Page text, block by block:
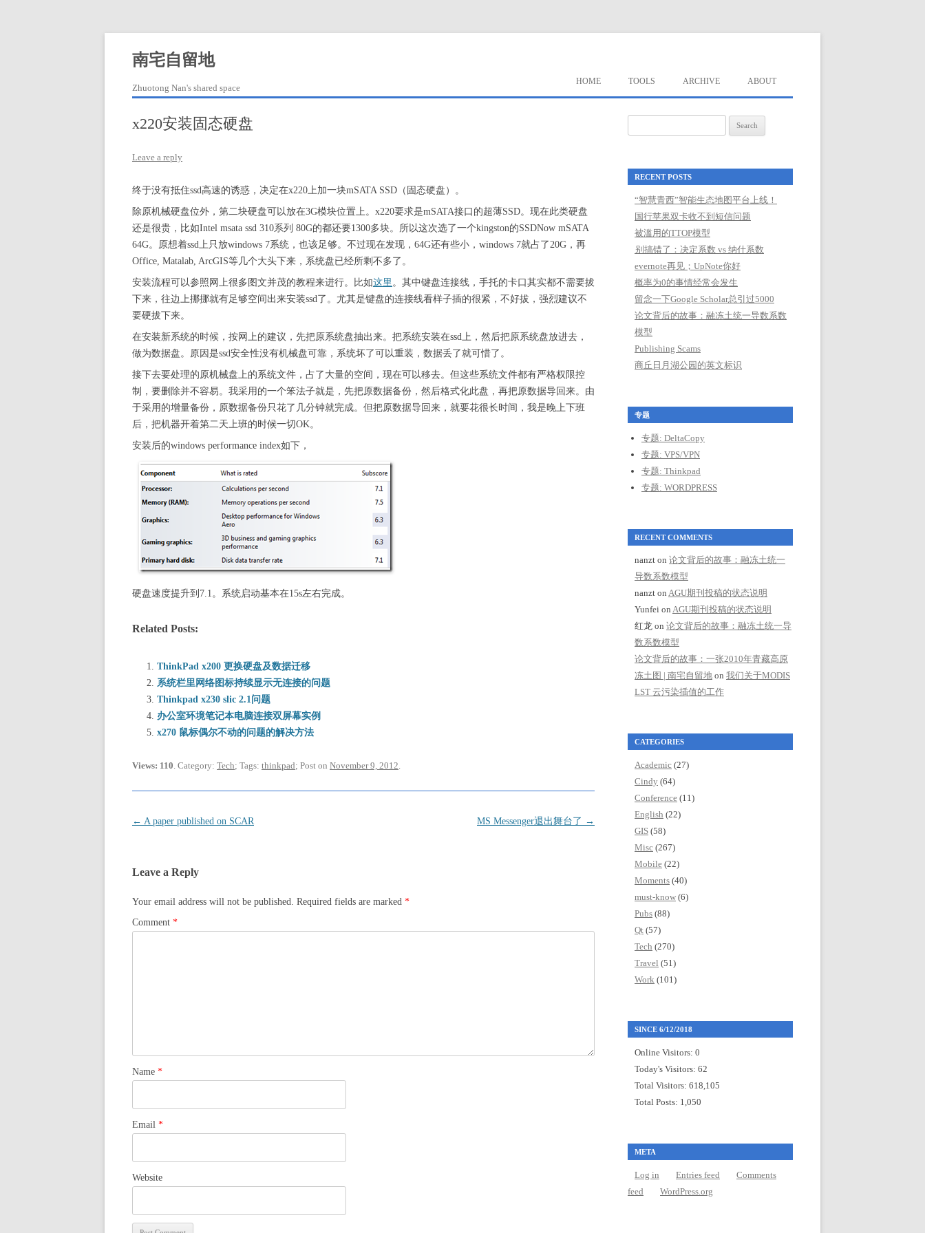
content
南宅自留地
Zhuotong Nan's shared space
HOME TOOLS ARCHIVE ABOUT
x220安装固态硬盘
Leave a reply
终于没有抵住ssd高速的诱惑，决定在x220上加一块mSATA SSD（固态硬盘）。
除原机械硬盘位外，第二块硬盘可以放在3G模块位置上。x220要求是mSATA接口的超薄SSD。现在此类硬盘
还是很贵，比如Intel msata ssd 310系列 80G的都还要1300多块。所以这次选了一个kingston的SSDNow mSATA
64G。原想着ssd上只放windows 7系统，也该足够。不过现在发现，64G还有些小，windows 7就占了20G，再
Office, Matalab, ArcGIS等几个大头下来，系统盘已经所剩不多了。
安装流程可以参照网上很多图文并茂的教程来进行。比如这里 。其中键盘连接线，手托的卡口其实都不需要拔
下来，往边上挪挪就有足够空间出来安装ssd了。尤其是键盘的连接线看样子插的很紧，不好拔，强烈建议不
要硬拔下来。
在安装新系统的时候，按网上的建议，先把原系统盘抽出来。把系统安装在ssd上，然后把原系统盘放进去，
做为数据盘。原因是ssd安全性没有机械盘可靠，系统坏了可以重装，数据丢了就可惜了。
接下去要处理的原机械盘上的系统文件，占了大量的空间，现在可以移去。但这些系统文件都有严格权限控
制，要删除并不容易。我采用的一个笨法子就是，先把原数据备份，然后格式化此盘，再把原数据导回来。由
于采用的增量备份，原数据备份只花了几分钟就完成。但把原数据导回来，就要花很长时间，我是晚上下班
后，把机器开着第二天上班的时候一切OK。
安装后的windows performance index如下，
硬盘速度提升到7.1。系统启动基本在15s左右完成。
Related Posts:
ThinkPad x200 更换硬盘及数据迁移
系统栏里网络图标持续显示无连接的问题
Thinkpad x230 slic 2.1问题
办公室环境笔记本电脑连接双屏幕实例
x270 鼠标偶尔不动的问题的解决方法
Views: 110. Category: Tech; Tags: thinkpad; Post on November 9, 2012.
Post
← A paper published on SCAR MS Messenger退出舞台了 →
Leave a Reply
Your email address will not be published. Required fields are marked *
Comment *
Name *
Email *
Website
for:
RECENT POSTS
“智慧青西”智能生态地图平台上线！
国行苹果双卡收不到短信问题
被滥用的TTOP模型
别搞错了：决定系数 vs 纳什系数
evernote再见；UpNote你好
概率为0的事情经常会发生
留念一下Google Scholar总引过5000
论文背后的故事：融冻土统一导数系数
模型
Publishing Scams
商丘日月湖公园的英文标识
专题
专题: DeltaCopy
专题: VPS/VPN
专题: Thinkpad
专题: WORDPRESS
RECENT COMMENTS
nanzt on 论文背后的故事：融冻土统一
导数系数模型
nanzt on AGU期刊投稿的状态说明
Yunfei on AGU期刊投稿的状态说明
红龙 on 论文背后的故事：融冻土统一导
数系数模型
论文背后的故事：一张2010年青藏高原
冻土图 | 南宅自留地 on 我们关于MODIS
LST 云污染插值的工作
CATEGORIES
Academic (27)
Cindy (64)
Conference (11)
English (22)
GIS (58)
Misc (267)
Mobile (22)
Moments (40)
must-know (6)
Pubs (88)
Qt (57)
Tech (270)
Travel (51)
Work (101)
SINCE 6/12/2018
Online Visitors: 0
Today's Visitors: 62
Total Visitors: 618,105
Total Posts: 1,050
META
Log in Entries feed
Comments
feed
WordPress.org